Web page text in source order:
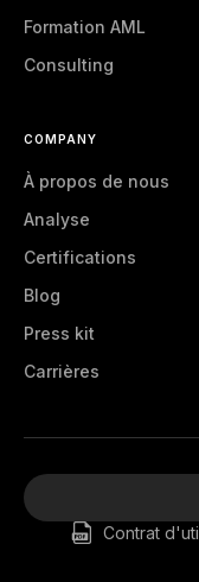
Formation AML
Consulting
COMPANY
À propos de nous
Analyse
Certifications
Blog
Press kit
Carrières
Contrat